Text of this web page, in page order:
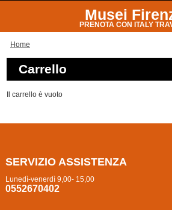
Musei
PRENOTA CON ITALY
Home
Carrello
Il carrello è vuoto
SERVIZIO ASSISTENZA
Lunedì-venerdì 9,00- 15,00
0552670402